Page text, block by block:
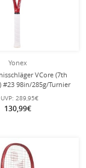
Yonex
VCore (7th
#23 98in/285g/Turnier
- unbesaitet -
289,95€
130,99€